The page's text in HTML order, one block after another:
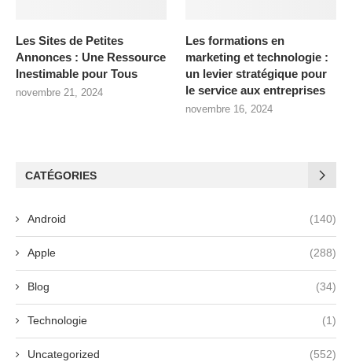
Les Sites de Petites
Annonces : Une Ressource
Inestimable pour Tous
novembre 21, 2024
Les formations en
marketing et technologie :
un levier stratégique pour
le service aux entreprises
novembre 16, 2024
CATÉGORIES
Android (140)
Apple (288)
Blog (34)
Technologie (1)
Uncategorized (552)